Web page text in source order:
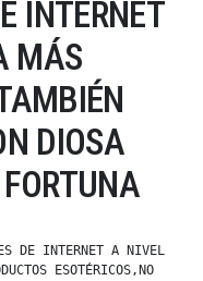
INTERNET
MÁS
DIOSA
DE INTERNET A NIVEL
ESOTÉRICOS,NO